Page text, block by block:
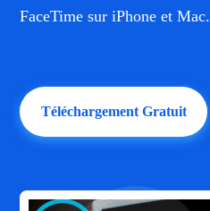
FaceTime sur iPhone et Mac.
Téléchargement Gratuit